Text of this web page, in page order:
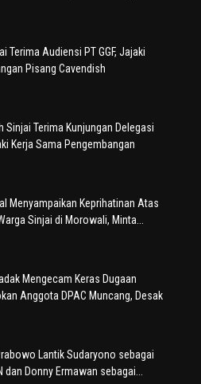
Terima Audiensi PT GGF, Jajaki
Pisang Cavendish
Sinjai Terima Kunjungan Delegasi
Kerja Sama Pengembangan
Menyampaikan Keprihatinan Atas
Sinjai di Morowali, Minta...
Mengecam Keras Dugaan
Anggota DPAC Muncang, Desak
Lantik Sudaryono sebagai
dan Donny Ermawan sebagai...